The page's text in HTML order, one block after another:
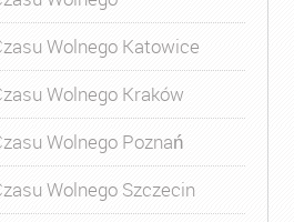
Wolnego Katowice
Wolnego Kraków
Wolnego Poznań
Wolnego Szczecin